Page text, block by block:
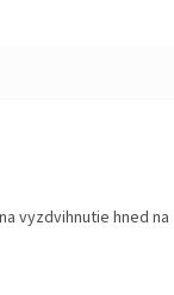
5 z 5 hviezdičiek.
vyzdvihnutie hned na